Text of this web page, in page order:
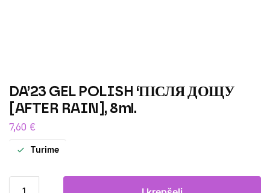
DA’23 GEL POLISH ‘ПІСЛЯ ДОЩУ
[AFTER RAIN], 8ml.
7,60 €
Turime